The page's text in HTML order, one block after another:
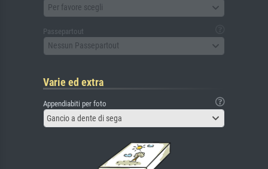
Per favore scegli
Passepartout
Nessun Passepartout
Varie ed extra
Appendiabiti per foto
Gancio a dente di sega